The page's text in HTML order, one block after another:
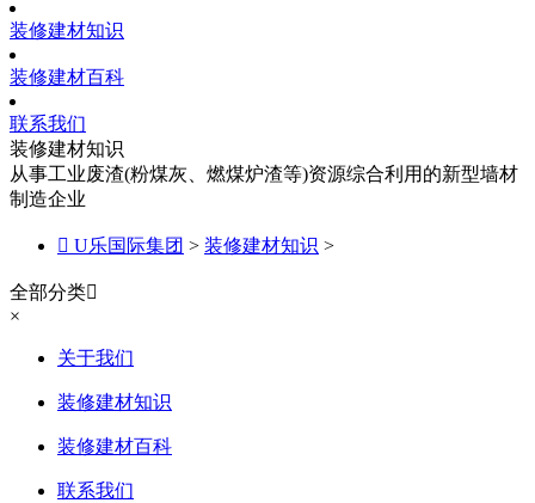
装修建材知识
装修建材百科
联系我们
装修建材知识
从事工业废渣(粉煤灰、燃煤炉渣等)资源综合利用的新型墙材
制造企业
 U乐国际集团 > 装修建材知识 >
全部分类
×
关于我们
装修建材知识
装修建材百科
联系我们